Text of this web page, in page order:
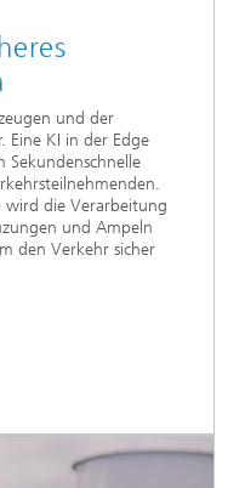
und der
Eine KI in der Edge
wird die Verarbeitung
und Ampeln
den Verkehr sicher